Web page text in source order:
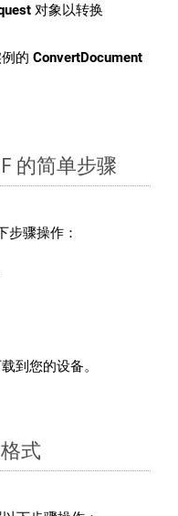
对象以转换
的 ConvertDocument
的简单步骤
步骤操作：
到您的设备。
式